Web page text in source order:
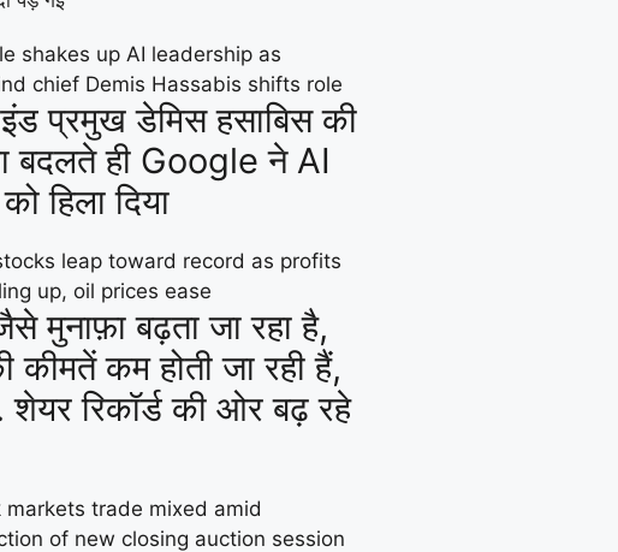
प्रमुख डेमिस हसाबिस की
बदलते ही Google ने AI
हिला दिया
मुनाफ़ा बढ़ता जा रहा है,
कीमतें कम होती जा रही हैं,
रिकॉर्ड की ओर बढ़ रहे